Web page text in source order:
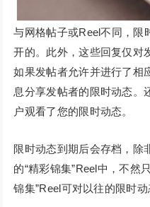
与网格帖子或Reel不同，限
开的。此外，这些回复仅对
如果发帖者允许并进行了相
息分享发帖者的限时动态。
户观看了您的限时动态。
限时动态到期后会存档，除
的“精彩锦集”Reel中，不然
锦集”Reel可对以往的限时动